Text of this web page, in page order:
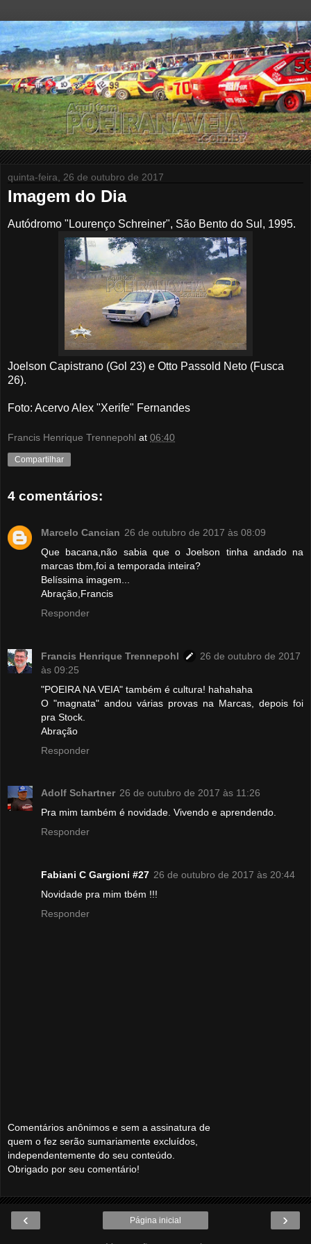
quinta-feira, 26 de outubro de 2017
Imagem do Dia
Autódromo "Lourenço Schreiner", São Bento do Sul, 1995.
Joelson Capistrano (Gol 23) e Otto Passold Neto (Fusca
26).
Foto: Acervo Alex "Xerife" Fernandes
Francis Henrique Trennepohl at 06:40
Compartilhar
4 comentários:
Marcelo Cancian 26 de outubro de 2017 às 08:09
Que bacana,não sabia que o Joelson tinha andado na
marcas tbm,foi a temporada inteira?
Belíssima imagem...
Abração,Francis
Responder
Francis Henrique Trennepohl
26 de outubro de 2017
às 09:25
"POEIRA NA VEIA" também é cultura! hahahaha
O "magnata" andou várias provas na Marcas, depois foi
pra Stock.
Abração
Responder
Adolf Schartner 26 de outubro de 2017 às 11:26
Pra mim também é novidade. Vivendo e aprendendo.
Responder
Fabiani C Gargioni #27 26 de outubro de 2017 às 20:44
Novidade pra mim tbém !!!
Responder
Comentários anônimos e sem a assinatura de
quem o fez serão sumariamente excluídos,
independentemente do seu conteúdo.
Obrigado por seu comentário!
‹ ›
Página inicial